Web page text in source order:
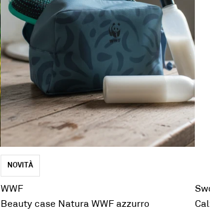
NOVITÀ
WWF
Beauty case Natura WWF azzurro